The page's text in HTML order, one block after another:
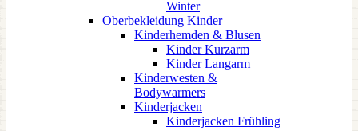
Winter
Oberbekleidung Kinder
Kinderhemden & Blusen
Kinder Kurzarm
Kinder Langarm
Kinderwesten &
Bodywarmers
Kinderjacken
Kinderjacken Frühling